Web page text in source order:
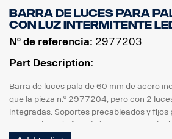
Barra de luces para
con luz intermitente
Nº de referencia: 2977203
Part Description:
Barra de luces pala de 60 mm de acero
que la pieza n.º 2977204, pero con 2
integradas. Soportes precableados y fijos
2 recambios de faro. (Lámparas no